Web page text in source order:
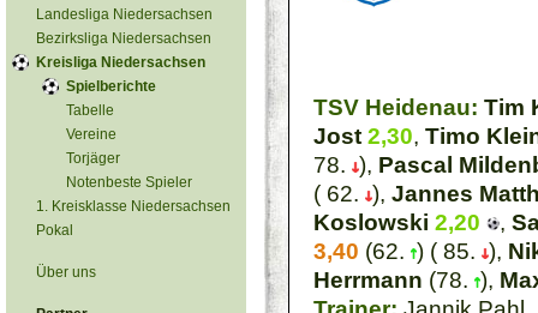
Landesliga Niedersachsen
Bezirksliga Niedersachsen
Kreisliga Niedersachsen
Spielberichte
Tabelle
Vereine
Torjäger
Notenbeste Spieler
1. Kreisklasse Niedersachsen
Pokal
Über uns
TSV Heidenau: Tim
Jost 2,30, Timo
78. ), Pascal
( 62. ), Jannes
Koslowski 2,20 ,
3,40 (62. ) ( 85. ),
Herrmann (78. ),